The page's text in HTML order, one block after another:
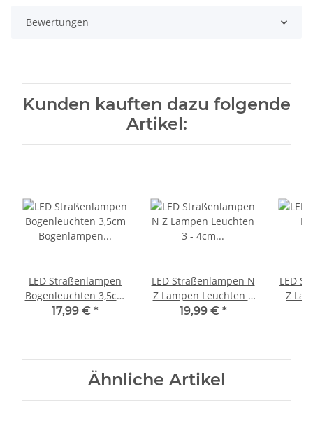
Bewertungen
Kunden kauften dazu folgende
Artikel:
LED Straßenlampen
Bogenleuchten 3,5cm
Bogenlampen für N Z
17,99 € *
LED Straßenlampen N
Z Lampen Leuchten 3
- 4cm 10-19V
19,99 € *
LED
Z
Ähnliche Artikel